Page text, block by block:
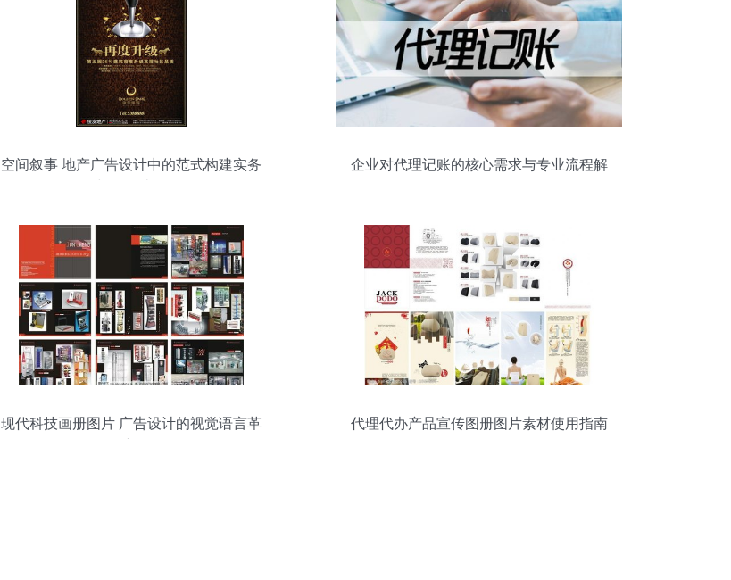
空间叙事 地产广告设计中的范式构建实务
企业对代理记账的核心需求与专业流程解
现代科技画册图片 广告设计的视觉语言革
代理代办产品宣传图册图片素材使用指南